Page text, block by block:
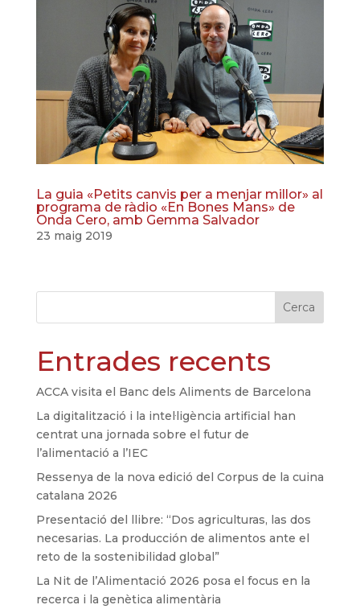
La guia «Petits canvis per a menjar millor» al
programa de ràdio «En Bones Mans» de
Onda Cero, amb Gemma Salvador
23 maig 2019
Cerca
Entrades recents
ACCA visita el Banc dels Aliments de Barcelona
La digitalització i la intel·ligència artificial han
centrat una jornada sobre el futur de
l’alimentació a l’IEC
Ressenya de la nova edició del Corpus de la cuina
catalana 2026
Presentació del llibre: “Dos agriculturas, las dos
necesarias. La producción de alimentos ante el
reto de la sostenibilidad global”
La Nit de l’Alimentació 2026 posa el focus en la
recerca i la genètica alimentària